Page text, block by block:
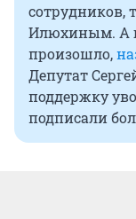
сотрудников,
Илюхиным. А
произошло,
Депутат
поддержку
подписали